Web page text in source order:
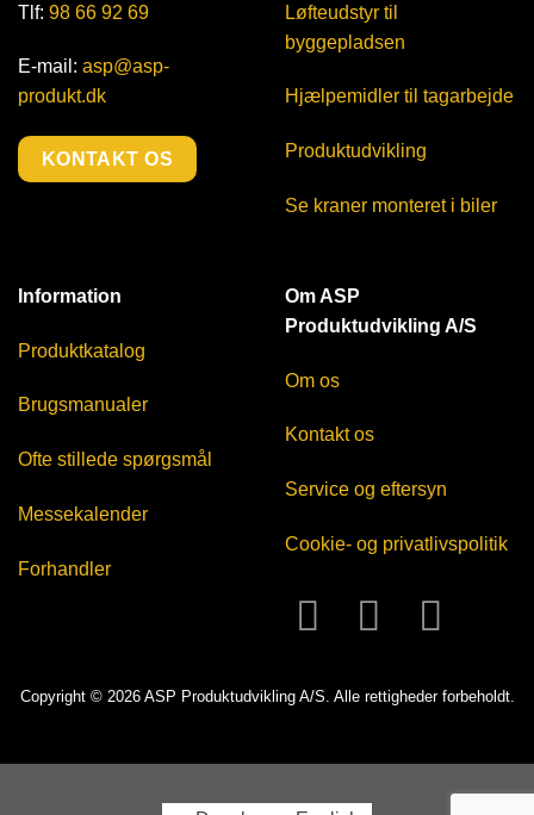
Tlf: 98 66 92 69
E-mail: asp@asp-
produkt.dk
KONTAKT OS
Løfteudstyr til
byggepladsen
Hjælpemidler til tagarbejde
Produktudvikling
Se kraner monteret i biler
Information
Produktkatalog
Brugsmanualer
Ofte stillede spørgsmål
Messekalender
Forhandler
Om ASP
Produktudvikling A/S
Om os
Kontakt os
Service og eftersyn
Cookie- og privatlivspolitik
Copyright © 2026 ASP Produktudvikling A/S. Alle rettigheder forbeholdt.